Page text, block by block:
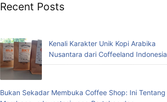
Recent Posts
Kenali Karakter Unik Kopi Arabika
Nusantara dari Coffeeland Indonesia
Bukan Sekadar Membuka Coffee Shop: Ini Tentang